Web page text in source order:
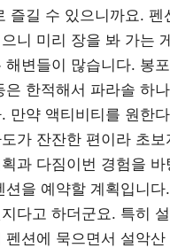
즐길 수 있으니까요. 펜
니 미리 장을 봐 가는
해변들이 많습니다. 봉
은 한적해서 파라솔 하
만약 액티비티를 원한
가 잔잔한 편이라 초
과 다짐이번 경험을
션을 예약할 계획입니
다고 하더군요. 특히
펜션에 묵으면서 설악산